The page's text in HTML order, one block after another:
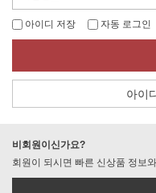
아이디 저장 자동 로그인
아이
비회원이신가요?
회원이 되시면 빠른 신상품 정보